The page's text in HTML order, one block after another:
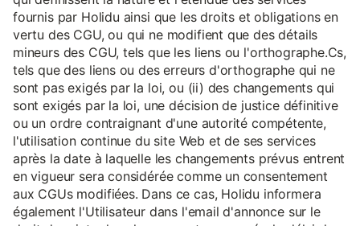
fournis par Holidu ainsi que les droits et obligations en
vertu des CGU, ou qui ne modifient que des détails
mineurs des CGU, tels que les liens ou l'orthographe.Cs,
tels que des liens ou des erreurs d'orthographe qui ne
sont pas exigés par la loi, ou (ii) des changements qui
sont exigés par la loi, une décision de justice définitive
ou un ordre contraignant d'une autorité compétente,
l'utilisation continue du site Web et de ses services
après la date à laquelle les changements prévus entrent
en vigueur sera considérée comme un consentement
aux CGUs modifiées. Dans ce cas, Holidu informera
également l'Utilisateur dans l'email d'annonce sur le